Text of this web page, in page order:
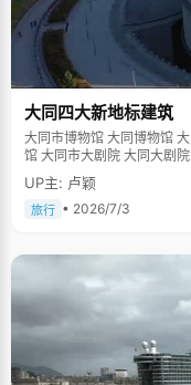
大同四大新地标建筑
大同市博物馆 大同博物馆 大同市美术馆 大同美术馆 大同市图书馆 大同图书
馆 大同市大剧院 大同大剧院
UP主: 卢颖
旅行 • 2026/7/3